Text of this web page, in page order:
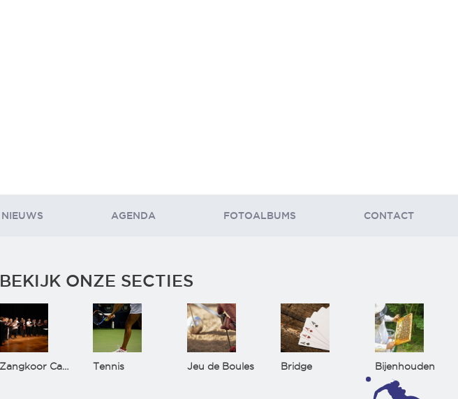
NIEUWS AGENDA FOTOALBUMS CONTACT
BEKIJK ONZE SECTIES
Zangkoor CantaTu Tennis Jeu de Boules Bridge Bijenhouden